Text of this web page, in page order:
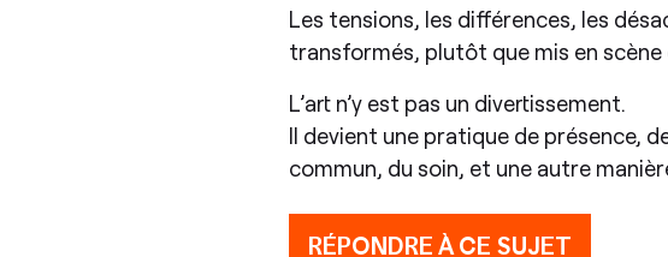
​Les tensions, les différences, les
transformés, plutôt que mis en scène
​L’art n’y est pas un divertissement.
Il devient une pratique de présence,
commun, du soin, et une autre
RÉPONDRE À CE SUJET